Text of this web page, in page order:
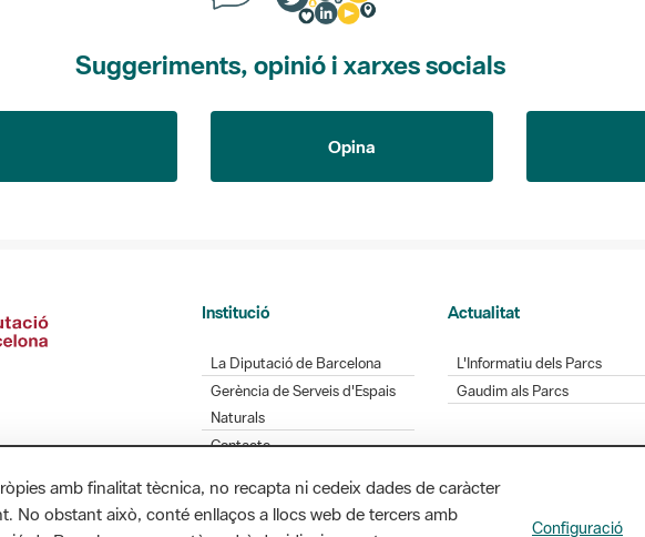
Suggeriments, opinió i xarxes socials
Opina
Institució
La Diputació de Barcelona
Gerència de Serveis d'Espais
Naturals
Contacte
Actualitat
L'Informatiu dels Parcs
Gaudim als Parcs
amb finalitat tècnica, no recapta ni cedeix dades de caràcter
No obstant això, conté enllaços a llocs web de tercers amb
Configuració